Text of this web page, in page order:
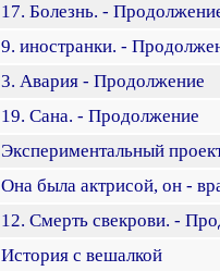
17. Болезнь. -
9. иностранки. -
3. Авария - Продолжение
19. Сана. - Продолжение
Экспериментальный
Она была актрисой, он -
12. Смерть свекрови. -
История с вешалкой